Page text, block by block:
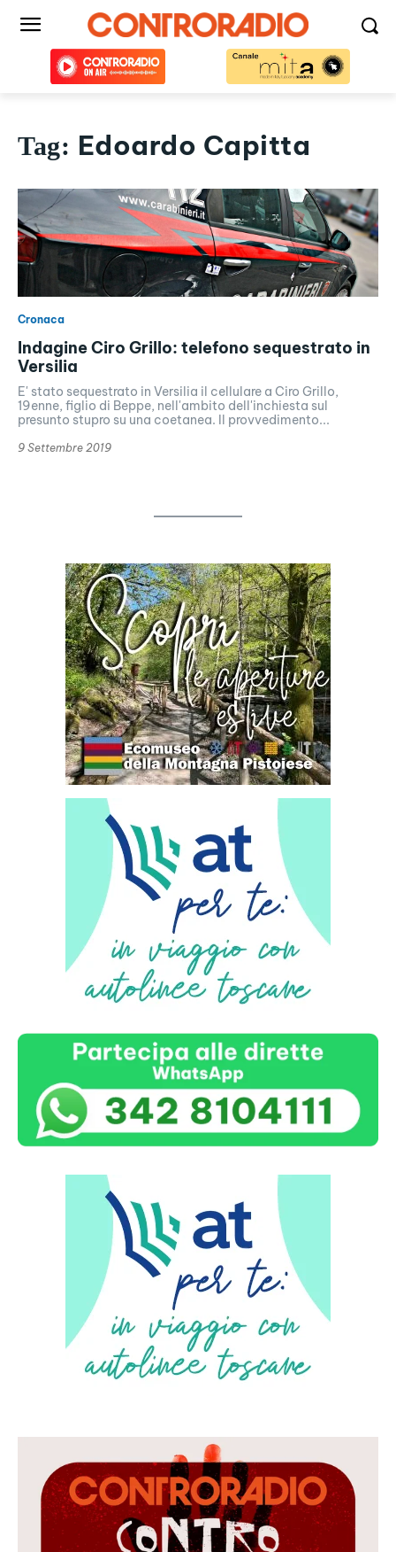
Tag: Edoardo Capitta
Cronaca
Indagine Ciro Grillo: telefono sequestrato in
Versilia
E' stato sequestrato in Versilia il cellulare a Ciro Grillo,
19enne, figlio di Beppe, nell'ambito dell'inchiesta sul
presunto stupro su una coetanea. Il provvedimento...
9 Settembre 2019